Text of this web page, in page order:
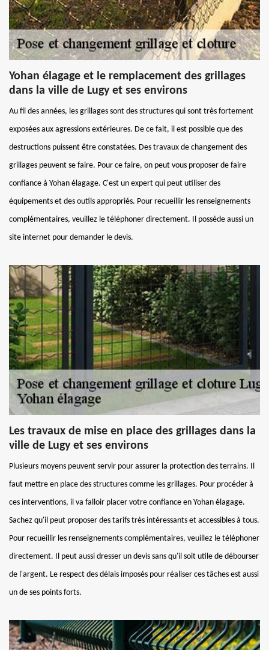
Yohan élagage et le remplacement des grillages
dans la ville de Lugy et ses environs
Au fil des années, les grillages sont des structures qui sont très fortement
exposées aux agressions extérieures. De ce fait, il est possible que des
destructions puissent être constatées. Des travaux de changement des
grillages peuvent se faire. Pour ce faire, on peut vous proposer de faire
confiance à Yohan élagage. C'est un expert qui peut utiliser des
équipements et des outils appropriés. Pour recueillir les renseignements
complémentaires, veuillez le téléphoner directement. Il possède aussi un
site internet pour demander le devis.
Les travaux de mise en place des grillages dans la
ville de Lugy et ses environs
Plusieurs moyens peuvent servir pour assurer la protection des terrains. Il
faut mettre en place des structures comme les grillages. Pour procéder à
ces interventions, il va falloir placer votre confiance en Yohan élagage.
Sachez qu'il peut proposer des tarifs très intéressants et accessibles à tous.
Pour recueillir les renseignements complémentaires, veuillez le téléphoner
directement. Il peut aussi dresser un devis sans qu'il soit utile de débourser
de l'argent. Le respect des délais imposés pour réaliser ces tâches est aussi
un de ses points forts.